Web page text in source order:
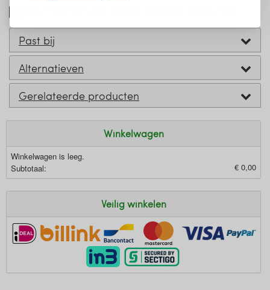
Past bij
Alternatieven
Gerelateerde producten
Winkelwagen
Winkelwagen is leeg.
Subtotaal:
€ 0,00
Veilig winkelen